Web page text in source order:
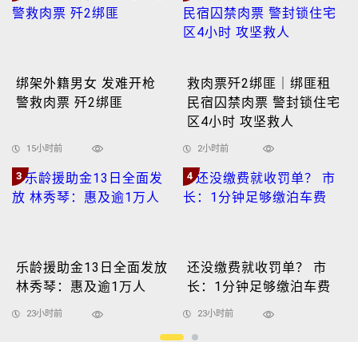
绑架外籍男女 发难开枪
警救肉票 歼2绑匪
15小时前
救肉票歼2绑匪｜绑匪租
民宿囚禁肉票 警封锁住宅
区4小时 攻坚救人
2小时前
3
乐龄援助金13日全面发放
林秀琴：惠及逾1万人
23小时前
4
还没缴费就收罚单？ 市
长：1分钟足够缴泊车费
23小时前